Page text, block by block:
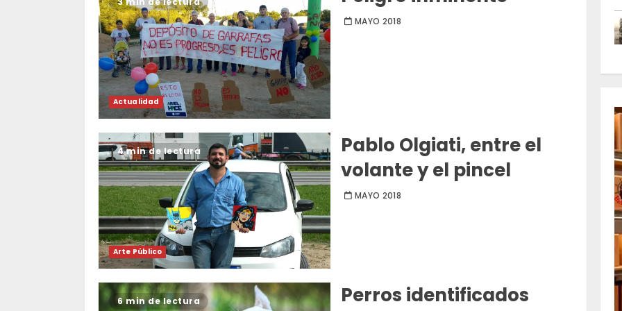
Actualidad
MAYO 2018
4 min de lectura
Arte Público
Pablo Olgiati, entre el
volante y el pincel
MAYO 2018
6 min de lectura Perros identificados